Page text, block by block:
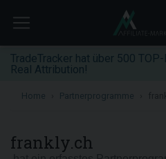
TradeTracker hat über 500
Real Attribution!
Home Partnerprogramme
frankly.ch